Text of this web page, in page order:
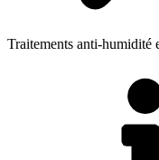
Traitements anti-humidité